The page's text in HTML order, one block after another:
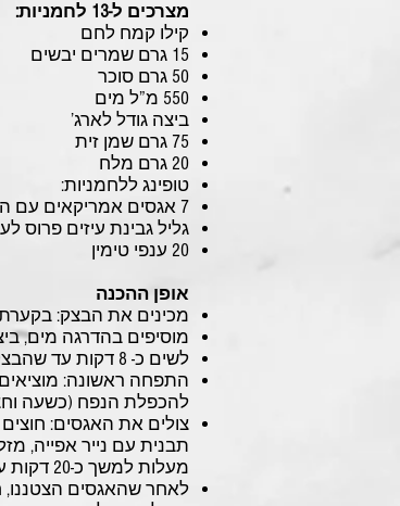
מצרכים ל-13 לחמניות:
קילו קמח לחם
15 גרם שמרים יבשים
50 גרם סוכר
550 מ”ל מים
ביצה גודל לארג’
75 גרם שמן זית
20 גרם מלח
טופינג ללחמניות:
7 אגסים אמריקאים עם הקליפה
גליל גבינת עיזים פרוס
20 ענפי טימין
אופן ההכנה
מכינים את הבצק:
מוסיפים בהדרגה מים,
לשים כ- 8 דקות עד שהבצק אחיד ורך למגע.
התפחה ראשונה:
להכפלת הנפח (כשעה
צולים את האגסים:
מעלות למשך כ-20 דקות עד להזהבה יפה ורכות (האגסים עוד יכנסו לתנור עם הלחמניות בהמשך).
לאחר שהאגסים הצטננו,